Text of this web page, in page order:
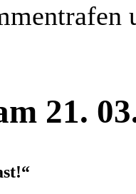
21.